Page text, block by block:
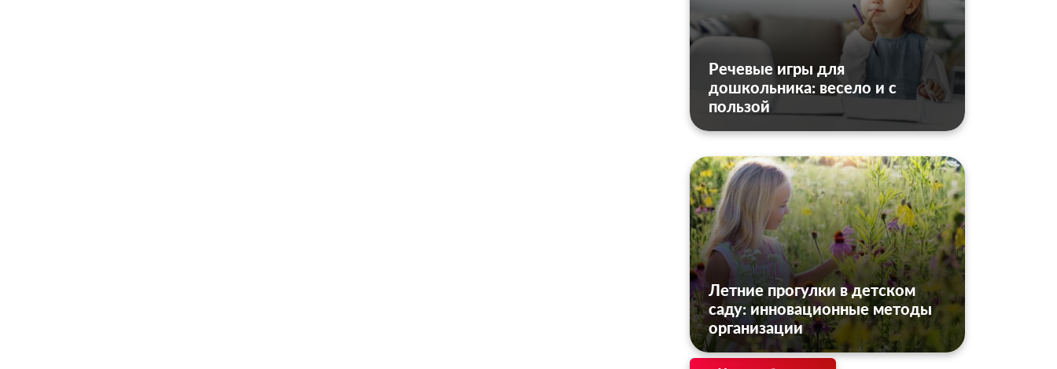
Речевые игры для
дошкольника: весело и с
пользой
Летние прогулки в детском
саду: инновационные методы
организации